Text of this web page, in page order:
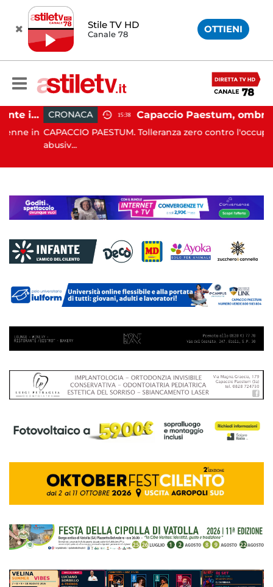
Stile TV HD
Canale 78 OTTIENI
Altavilla Silentina, incidente in moto nella notte: 19enne in prognosi riservata
in
CRONACA 15:38
CAPACCIO PAESTUM. Tolleranza zero contro l'occupazione
abusiv...